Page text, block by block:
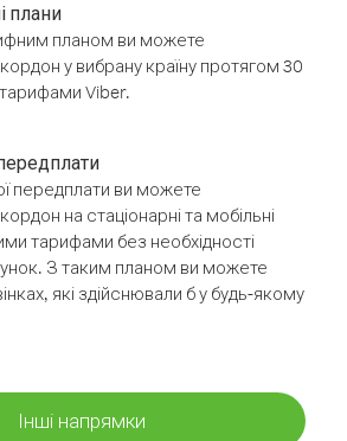
плани
планом ви можете
у вибрану країну протягом 30
Viber.
передплати ви можете
на стаціонарні та мобільні
тарифами без необхідності
З таким планом ви можете
які здійснювали б у будь-якому
Інші напрямки